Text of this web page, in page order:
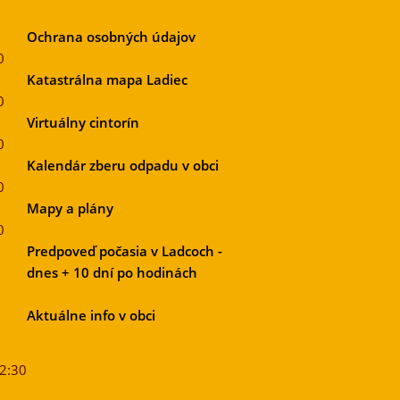
Ochrana osobných údajov
Katastrálna mapa Ladiec
Virtuálny cintorín
Kalendár zberu odpadu v obci
Mapy a plány
Predpoveď počasia v Ladcoch -
dnes + 10 dní po hodinách
Aktuálne info v obci